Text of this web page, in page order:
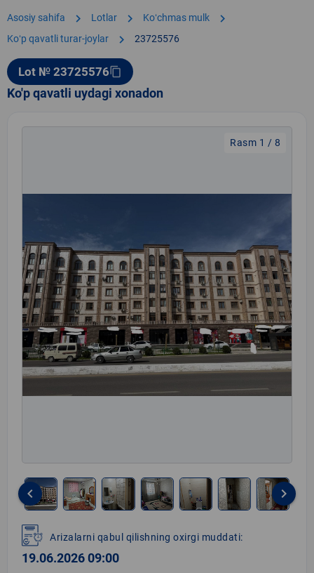
Asosiy sahifa chevron_right Lotlar chevron_right Koʻchmas mulk chevron_right
Koʻp qavatli turar-joylar chevron_right 23725576
Lot № 23725576content_copy
Ko'p qavatli uydagi xonadon
Rasm 1 / 8
1
of
8
keyboard_arrow_left keyboard_arrow_right
Arizalarni qabul qilishning oxirgi muddati:
19.06.2026 09:00